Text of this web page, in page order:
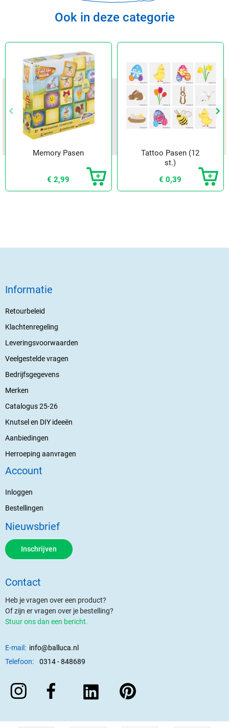
Vorige
keyboard_arrow_left keyboard_arrow_right
Ook in deze categorie
Vorige
keyboard_arrow_left keyboard_arrow_right
Memory Pasen
€ 2,99
Tattoo Pasen (12
st.)
€ 0,39
Informatie
Retourbeleid
Klachtenregeling
Leveringsvoorwaarden
Veelgestelde vragen
Bedrijfsgegevens
Merken
Catalogus 25-26
Knutsel en DIY ideeën
Aanbiedingen
Herroeping aanvragen
Account
Inloggen
Bestellingen
Nieuwsbrief
Inschrijven
Contact
Heb je vragen over een product?
Of zijn er vragen over je bestelling?
Stuur ons dan een bericht.
E-mail: info@balluca.nl
Telefoon:
0314 - 848689